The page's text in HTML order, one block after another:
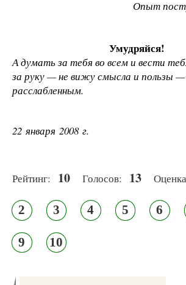
Опыт
Умудряйся!
А думать за тебя во всем и вести
за руку — не вижу смысла и пользы
расслабленным.
22 января 2008 г.
Рейтинг: 10 Голосов: 13
2 3 4 5 6
9 10